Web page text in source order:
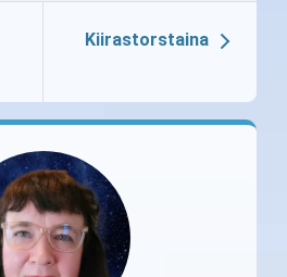
Kiirastorstaina